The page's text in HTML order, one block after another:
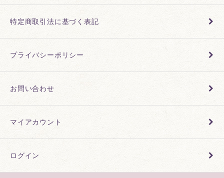
特定商取引法に基づく表記
プライバシーポリシー
お問い合わせ
マイアカウント
ログイン